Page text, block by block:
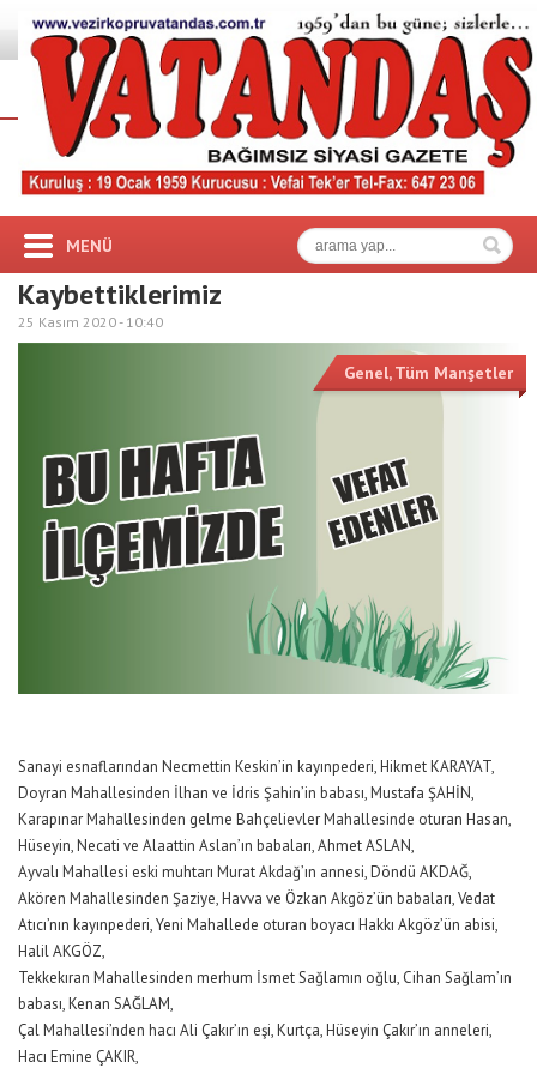
MENÜ
Kaybettiklerimiz
25 Kasım 2020 - 10:40
Genel,Tüm Manşetler
Sanayi esnaflarından Necmettin Keskin’in kayınpederi, Hikmet KARAYAT,
Doyran Mahallesinden İlhan ve İdris Şahin’in babası, Mustafa ŞAHİN,
Karapınar Mahallesinden gelme Bahçelievler Mahallesinde oturan Hasan,
Hüseyin, Necati ve Alaattin Aslan’ın babaları, Ahmet ASLAN,
Ayvalı Mahallesi eski muhtarı Murat Akdağ’ın annesi, Döndü AKDAĞ,
Akören Mahallesinden Şaziye, Havva ve Özkan Akgöz’ün babaları, Vedat
Atıcı’nın kayınpederi, Yeni Mahallede oturan boyacı Hakkı Akgöz’ün abisi,
Halil AKGÖZ,
Tekkekıran Mahallesinden merhum İsmet Sağlamın oğlu, Cihan Sağlam’ın
babası, Kenan SAĞLAM,
Çal Mahallesi’nden hacı Ali Çakır’ın eşi, Kurtça, Hüseyin Çakır’ın anneleri,
Hacı Emine ÇAKIR,